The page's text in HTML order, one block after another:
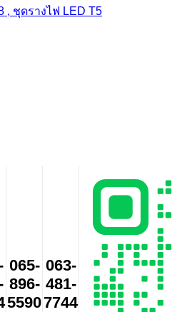
, ชุดรางไฟ LED T5
065-
896-
5590
063-
481-
7744